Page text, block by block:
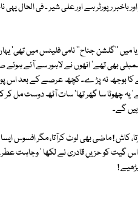
رپورٹر ہے اور علی شیر ۔ فی الحال یہی
میں ''گلشن جناح'' نامی فلیٹس میں تھی' یہاں
بھی تھے' انھوں نے لاہور سے آئے
کا بوجھ نہ پڑ ے۔ کچھ عرصے کے بعد اس
چھوٹا سا گھر تھا' سات آٹھ دوست مل کر
گے۔
کاش ! ماضی بھی لوٹ کرآتا، مگر افسوس
گیت کو حزیں قادری نے لکھا ' وجاہت
!